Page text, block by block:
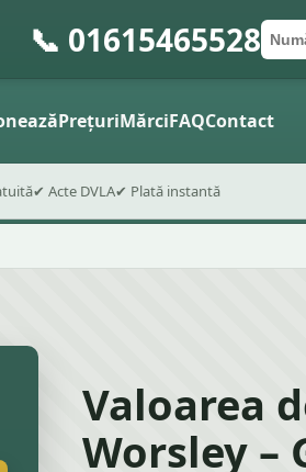
📞 01615465528Cod
PrețuriMărciFAQContact
✔ Acte DVLA✔ Plată instantă
Valoarea
Worsley –